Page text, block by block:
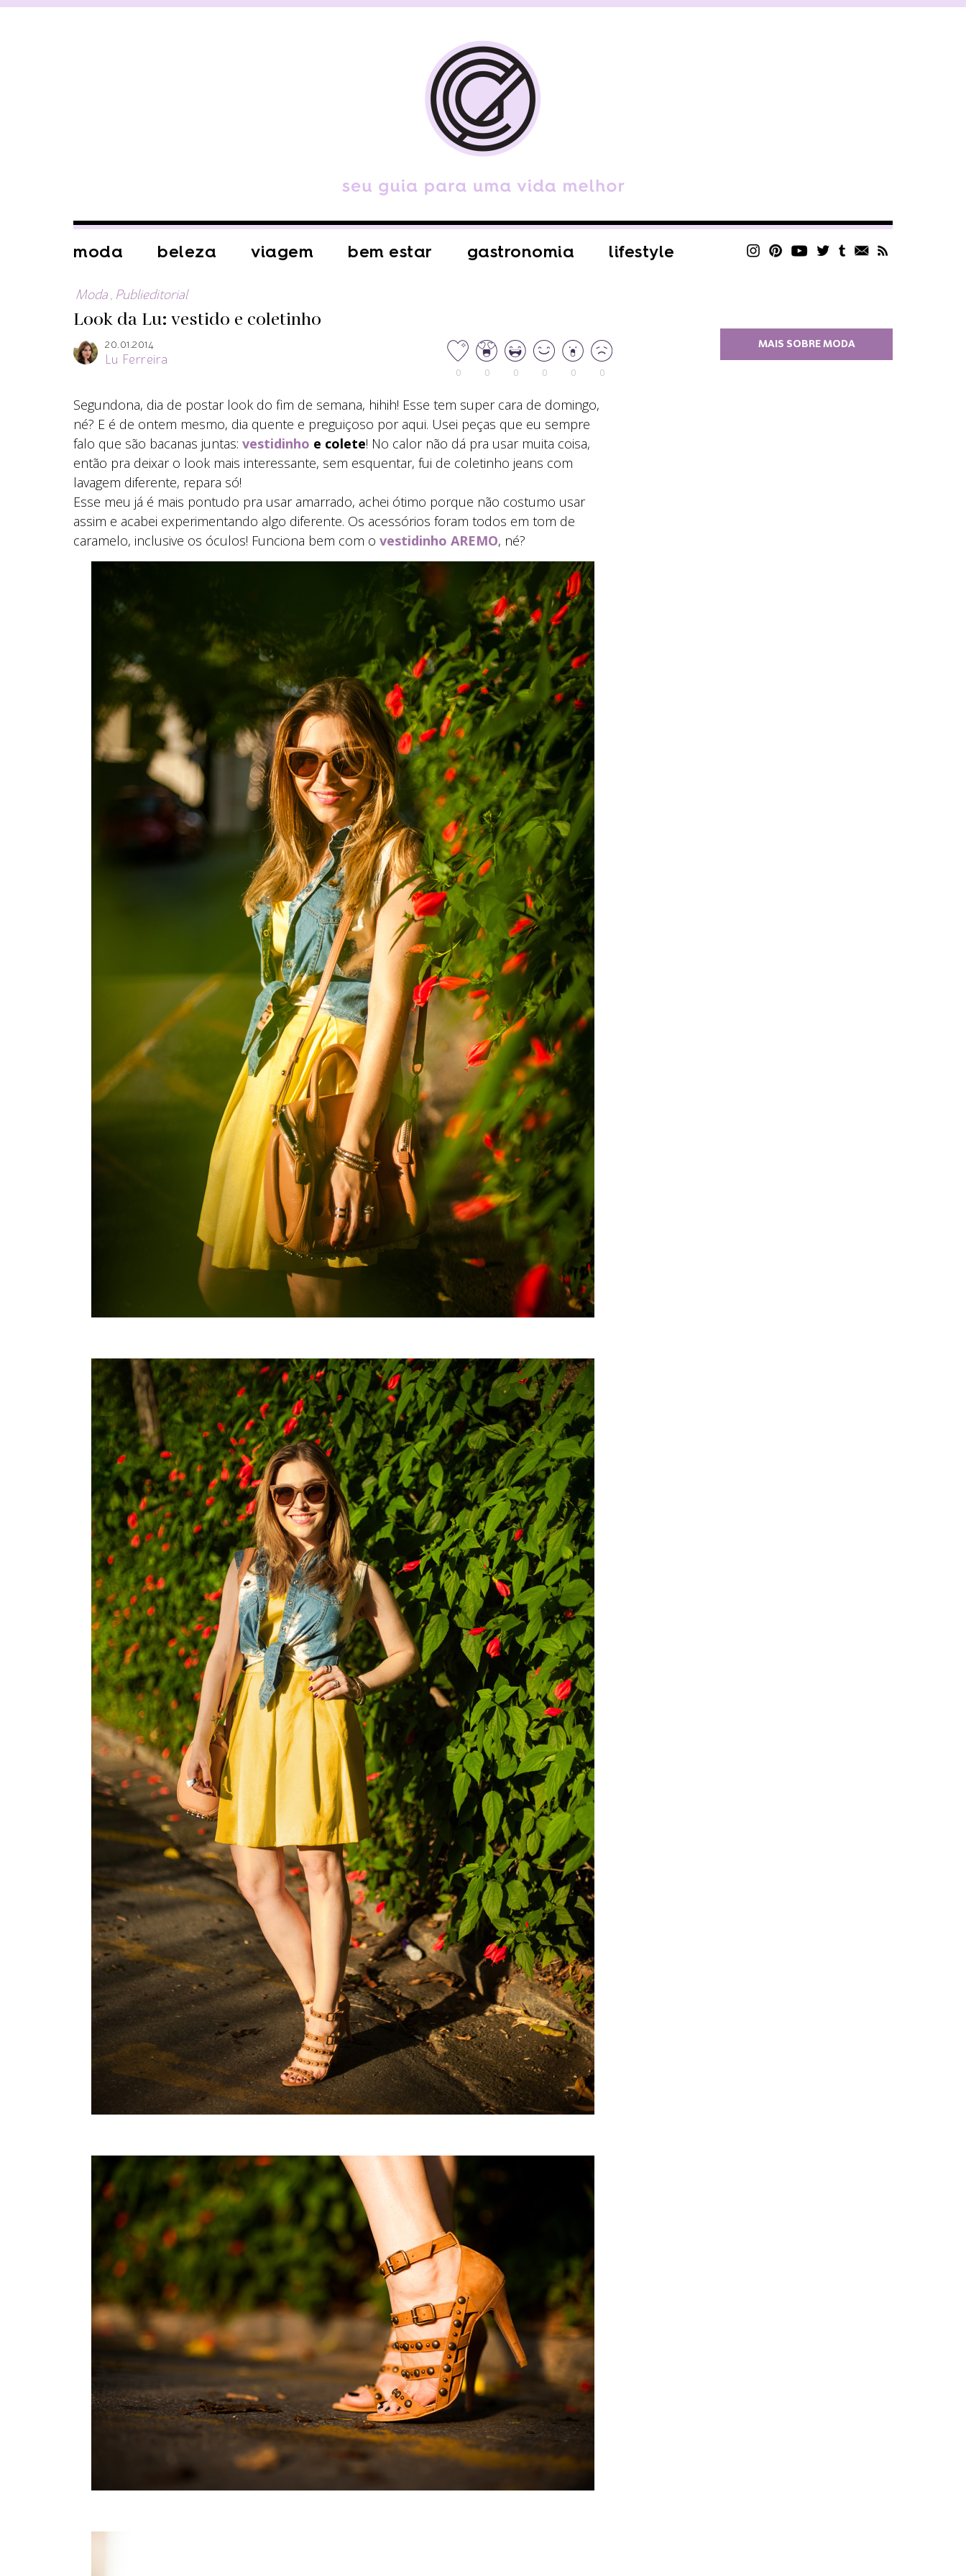
moda beleza viagem bem estar gastronomia lifestyle
Moda , Publieditorial
Look da Lu: vestido e coletinho
20.01.2014
Lu Ferreira
0 0 0 0 0 0
Segundona, dia de postar look do fim de semana, hihih! Esse tem super cara de domingo,
né? E é de ontem mesmo, dia quente e preguiçoso por aqui. Usei peças que eu sempre
falo que são bacanas juntas: vestidinho e colete! No calor não dá pra usar muita coisa,
então pra deixar o look mais interessante, sem esquentar, fui de coletinho jeans com
lavagem diferente, repara só!
Esse meu já é mais pontudo pra usar amarrado, achei ótimo porque não costumo usar
assim e acabei experimentando algo diferente. Os acessórios foram todos em tom de
caramelo, inclusive os óculos! Funciona bem com o vestidinho AREMO, né?
MAIS SOBRE MODA